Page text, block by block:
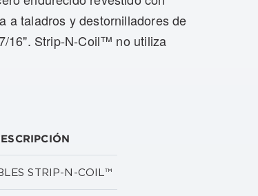
a taladros y destornilladores de
16". Strip-N-Coil™ no utiliza
STRIP-N-COIL™